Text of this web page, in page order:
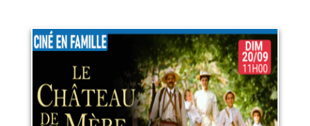
Le Château de ma mère
20 septembre 2026
LIRE PLUS